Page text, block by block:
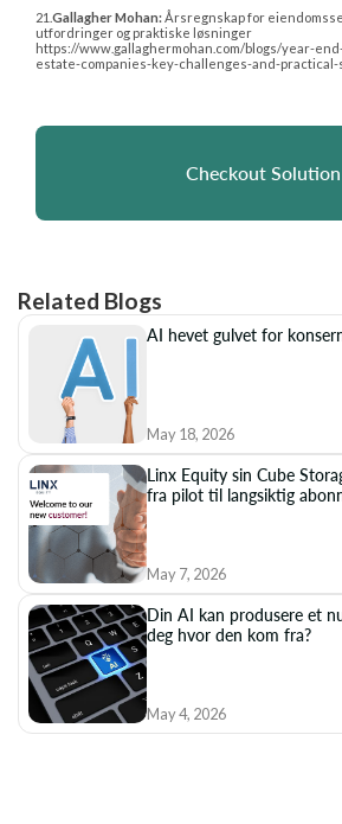
21. Gallagher Mohan: Årsregnskap for
utfordringer og praktiske løsninger
https://www.gallaghermohan.com/blogs/year-
estate-companies-key-challenges-and-practical-
Related Blogs
AI hevet gulvet for
May 18, 2026
Linx Equity sin Cube
fra pilot til langsiktig
May 7, 2026
Din AI kan produsere et
deg hvor den kom fra?
May 4, 2026